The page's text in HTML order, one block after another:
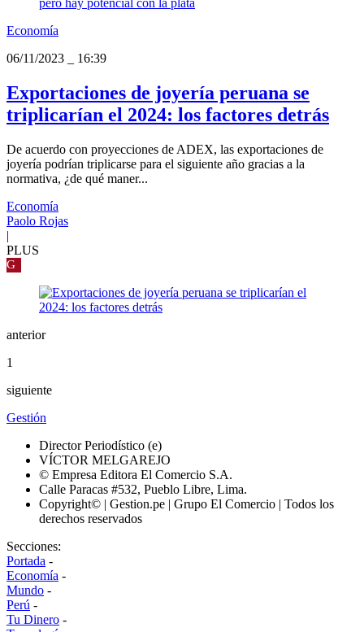
Economía
06/11/2023
16:39
Exportaciones de joyería peruana se
triplicarían el 2024: los factores detrás
De acuerdo con proyecciones de ADEX, las exportaciones de
joyería podrían triplicarse para el siguiente año gracias a la
normativa, ¿de qué maner...
Economía
Paolo Rojas
|
PLUS
G
anterior
1
siguiente
Gestión
Director Periodístico (e)
VÍCTOR MELGAREJO
© Empresa Editora El Comercio S.A.
Calle Paracas #532, Pueblo Libre, Lima.
Copyright© | Gestion.pe | Grupo El Comercio | Todos los
derechos reservados
Secciones:
Portada -
Economía -
Mundo -
Perú -
Tu Dinero -